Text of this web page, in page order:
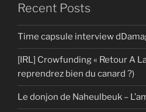
Recent Posts
Time capsule interview
[IRL] Crowfunding « Retour A
reprendrez bien du canard ?)
Le donjon de Naheulbeuk –